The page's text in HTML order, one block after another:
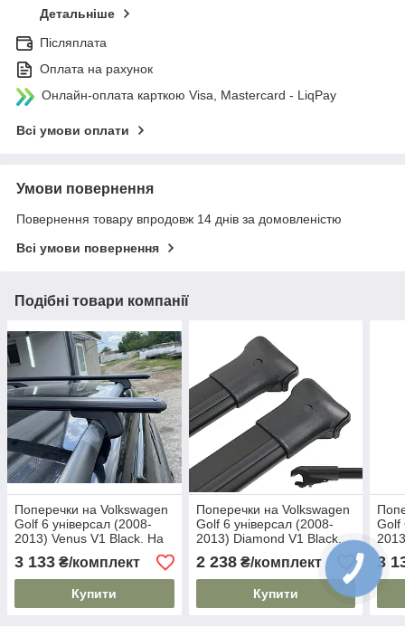
Детальніше
Післяплата
Оплата на рахунок
Онлайн-оплата карткою Visa, Mastercard - LiqPay
Всі умови оплати
Умови повернення
Повернення товару впродовж 14 днів за домовленістю
Всі умови повернення
Подібні товари компанії
Поперечки на Volkswagen
Golf 6 універсал (2008-
2013) Venus V1 Black. На
стандартні рейлінги. Без
замка. Чорні
3 133 ₴/комплект
Купити
Поперечки на Volkswagen
Golf 6 універсал (2008-
2013) Diamond V1 Black.
На стандартні рейлінги.
Без замка. Чорні
2 238₴/комплект
Купити
Golf
3